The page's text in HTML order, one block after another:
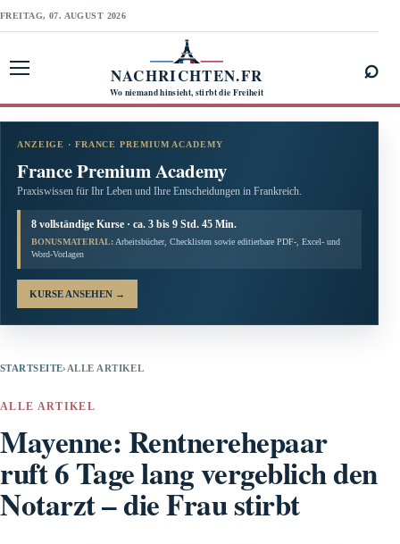
FREITAG, 07. AUGUST 2026
NACHRICHTEN.FR
Wo niemand hinsieht, stirbt die Freiheit
⌕
ANZEIGE · FRANCE PREMIUM ACADEMY
France Premium Academy
Praxiswissen für Ihr Leben und Ihre Entscheidungen in Frankreich.
8 vollständige Kurse · ca. 3 bis 9 Std. 45 Min.
BONUSMATERIAL: Arbeitsbücher, Checklisten sowie editierbare PDF-, Excel- und
Word-Vorlagen
KURSE ANSEHEN →
STARTSEITE› ALLE ARTIKEL
ALLE ARTIKEL
Mayenne: Rentnerehepaar
ruft 6 Tage lang vergeblich den
Notarzt – die Frau stirbt